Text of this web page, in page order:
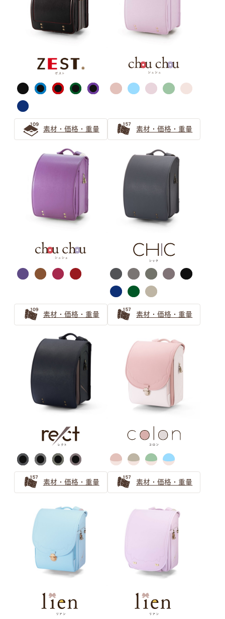
ライトグリーン グリーン
ライトブルー
シルバー・ゴールド
バイカラー ピンク バイカラー パープル
キャメル・オレンジ
萬勇鞄ランドセル
素材・価格・重量 素材・価格・重量
素材・価格・重量 素材・価格・重量
素材・価格・重量 素材・価格・重量